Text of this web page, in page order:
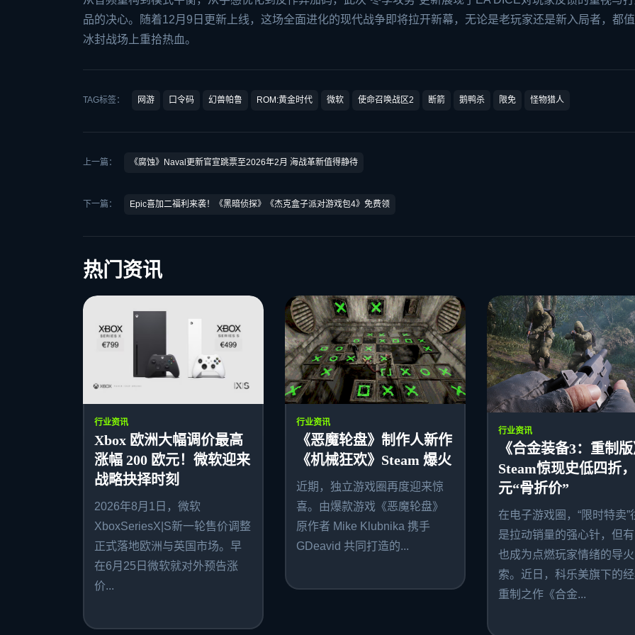
品的决心。随着12月9日更新上线，这场全面进化的现代战争即将拉开新幕，无论是老玩家还是新入局者，都
冰封战场上重拾热血。
TAG标签： 网游 口令码 幻兽帕鲁 ROM:黄金时代 微软 使命召唤战区2 断箭 鹅鸭杀 限免 怪物猎人
上一篇： 《腐蚀》Naval更新官宣跳票至2026年2月 海战革新值得静待
下一篇： Epic喜加二福利来袭！《黑暗侦探》《杰克盒子派对游戏包4》免费领
热门资讯
行业资讯
Xbox 欧洲大幅调价最高
涨幅 200 欧元！微软迎来
战略抉择时刻
2026年8月1日，微软
XboxSeriesX|S新一轮售价调整
正式落地欧洲与英国市场。早
在6月25日微软就对外预告涨
价...
行业资讯
《恶魔轮盘》制作人新作
《机械狂欢》Steam 爆火
近期，独立游戏圈再度迎来惊
喜。由爆款游戏《恶魔轮盘》
原作者 Mike Klubnika 携手
GDeavid 共同打造的...
行业资讯
《合金装备3：重制
Steam惊现史低四折
元“骨折价”
在电子游戏圈，“限时特卖”
是拉动销量的强心针，但
也成为点燃玩家情绪的导火
索。近日，科乐美旗下的
重制之作《合金...